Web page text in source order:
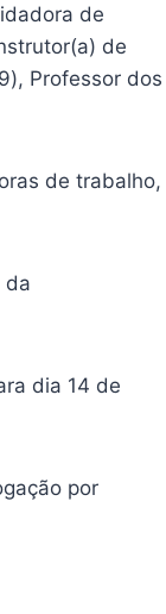
de
de
Professor dos
de trabalho,
da
dia 14 de
por